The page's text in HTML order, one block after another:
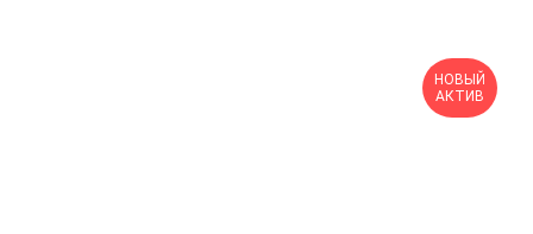
НОВЫЙ
АКТИВ